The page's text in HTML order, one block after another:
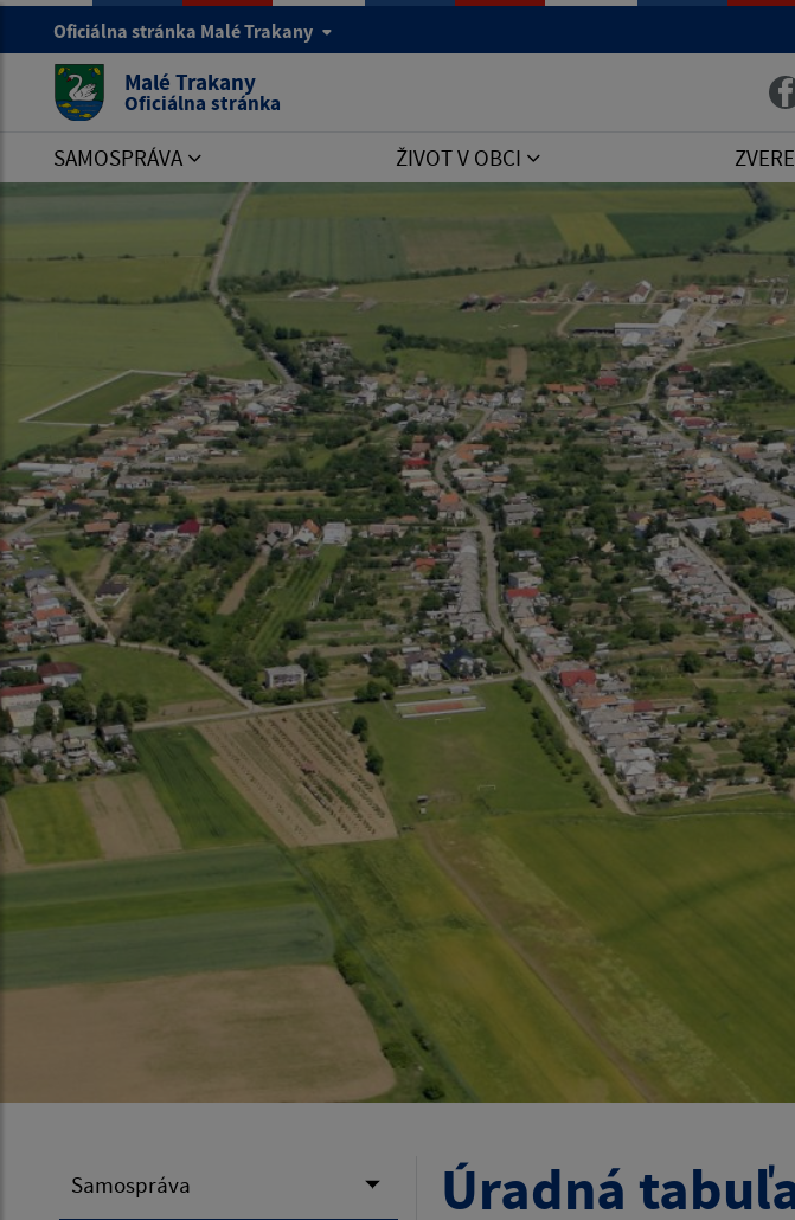
Oficiálna stránka Malé Trakany
Malé Trakany
Oficiálna stránka
SAMOSPRÁVA ŽIVOT V OBCI
Samospráva Úradná